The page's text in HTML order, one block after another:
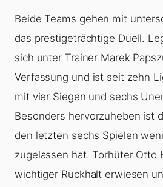
Beide Teams gehen mit
das prestigeträchtige Duell.
sich unter Trainer Marek
Verfassung und ist seit zehn
mit vier Siegen und sechs
Besonders hervorzuheben ist
den letzten sechs Spielen
zugelassen hat. Torhüter Otto
wichtiger Rückhalt erwiesen